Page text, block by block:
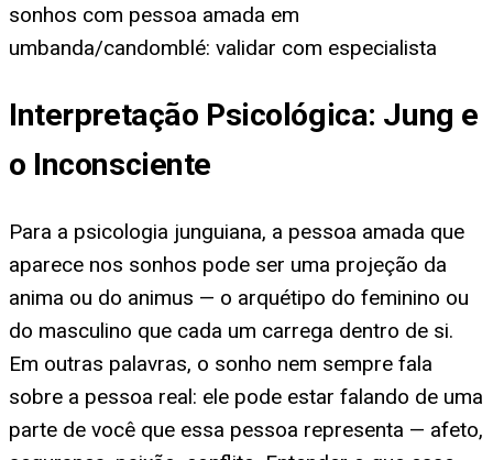
sonhos com pessoa amada em
umbanda/candomblé: validar com especialista
Interpretação Psicológica: Jung e
o Inconsciente
Para a psicologia junguiana, a pessoa amada que
aparece nos sonhos pode ser uma projeção da
anima ou do animus — o arquétipo do feminino ou
do masculino que cada um carrega dentro de si.
Em outras palavras, o sonho nem sempre fala
sobre a pessoa real: ele pode estar falando de uma
parte de você que essa pessoa representa — afeto,